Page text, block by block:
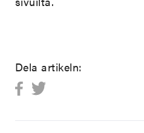
Dela artikeln: